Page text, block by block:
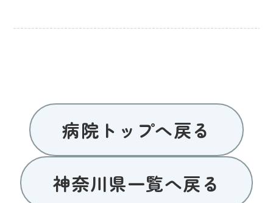
病院トップへ戻る
神奈川県一覧へ戻る